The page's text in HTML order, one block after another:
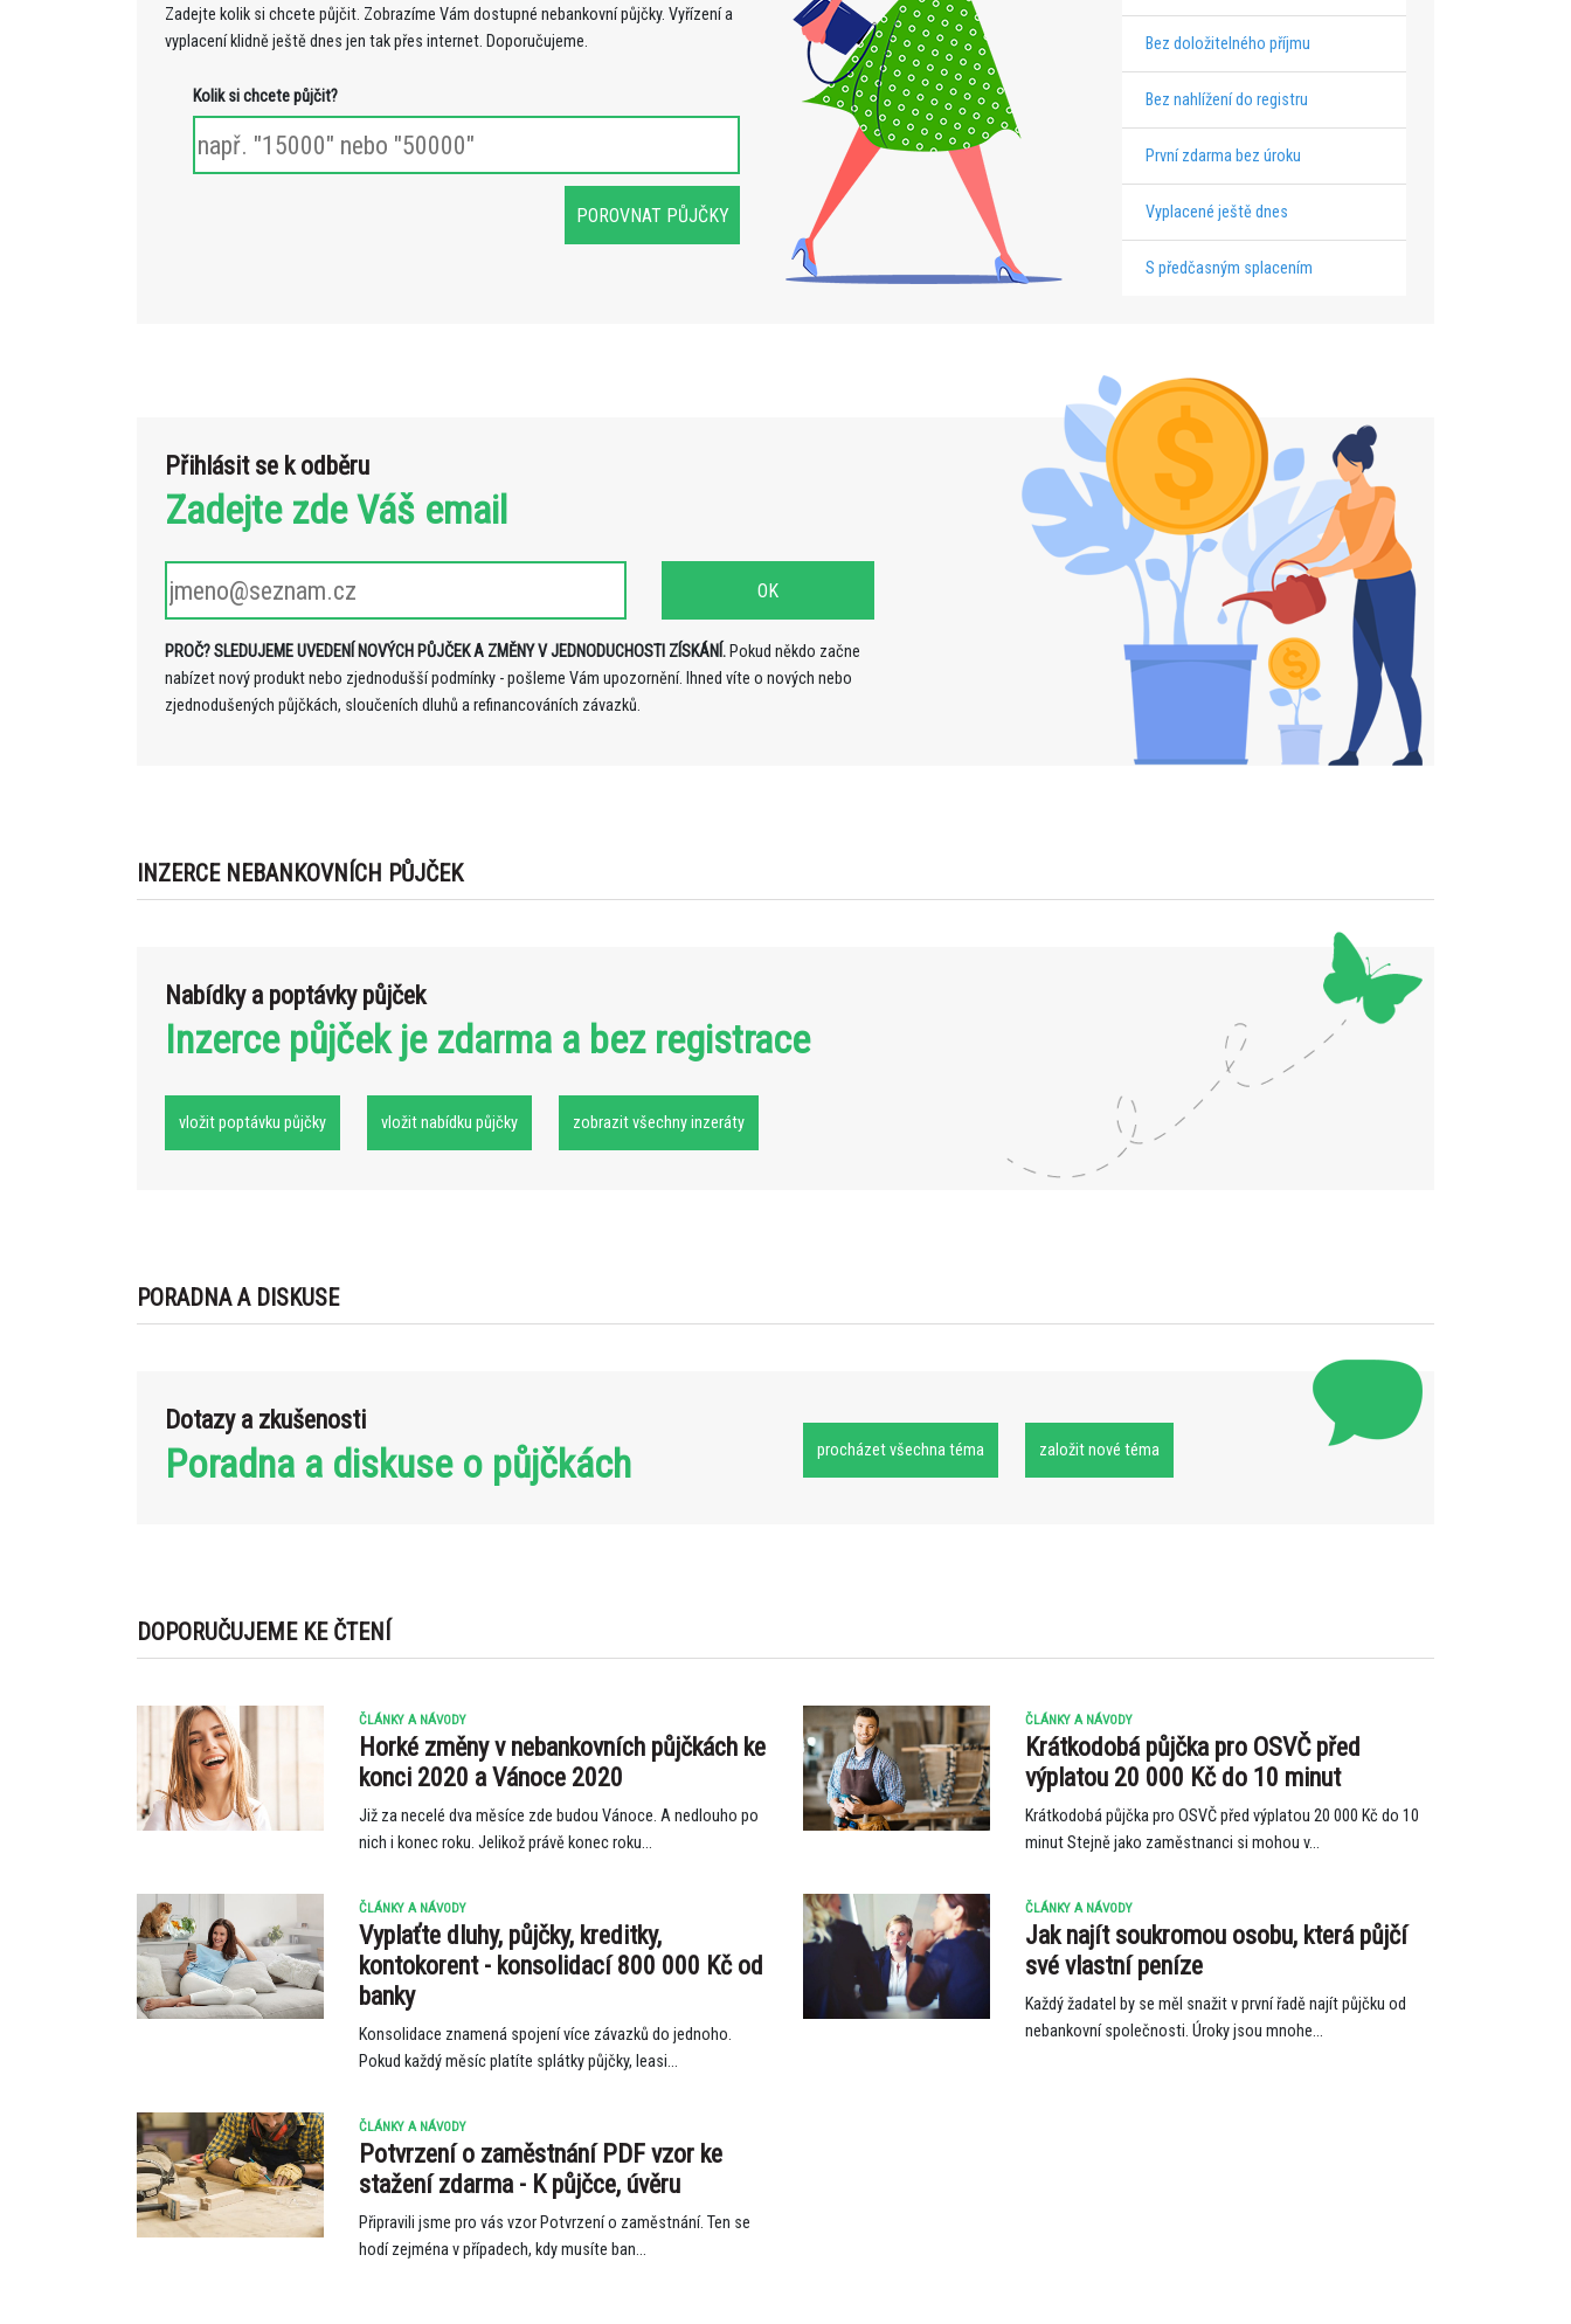
Zadejte kolik si chcete půjčit. Zobrazíme Vám dostupné nebankovní půjčky. Vyřízení a
vyplacení klidně ještě dnes jen tak přes internet. Doporučujeme.
Kolik si chcete půjčit?
Bez doložitelného příjmu
Bez nahlížení do registru
První zdarma bez úroku
Vyplacené ještě dnes
S předčasným splacením
Přihlásit se k odběru
Zadejte zde Váš email
PROČ? SLEDUJEME UVEDENÍ NOVÝCH PŮJČEK A ZMĚNY V JEDNODUCHOSTI ZÍSKÁNÍ. Pokud někdo začne
nabízet nový produkt nebo zjednodušší podmínky - pošleme Vám upozornění. Ihned víte o nových nebo
zjednodušených půjčkách, sloučeních dluhů a refinancováních závazků.
INZERCE NEBANKOVNÍCH PŮJČEK
Nabídky a poptávky půjček
Inzerce půjček je zdarma a bez registrace
vložit poptávku půjčky vložit nabídku půjčky zobrazit všechny inzeráty
PORADNA A DISKUSE
Dotazy a zkušenosti
Poradna a diskuse o půjčkách procházet všechna téma založit nové téma
DOPORUČUJEME KE ČTENÍ
ČLÁNKY A NÁVODY
Horké změny v nebankovních půjčkách ke
konci 2020 a Vánoce 2020
Již za necelé dva měsíce zde budou Vánoce. A nedlouho po
nich i konec roku. Jelikož právě konec roku...
ČLÁNKY A NÁVODY
Krátkodobá půjčka pro OSVČ před
výplatou 20 000 Kč do 10 minut
Krátkodobá půjčka pro OSVČ před výplatou 20 000 Kč do 10
minut Stejně jako zaměstnanci si mohou v...
ČLÁNKY A NÁVODY
Vyplaťte dluhy, půjčky, kreditky,
kontokorent - konsolidací 800 000 Kč od
banky
Konsolidace znamená spojení více závazků do jednoho.
Pokud každý měsíc platíte splátky půjčky, leasi...
ČLÁNKY A NÁVODY
Jak najít soukromou osobu, která půjčí
své vlastní peníze
Každý žadatel by se měl snažit v první řadě najít půjčku od
nebankovní společnosti. Úroky jsou mnohe...
ČLÁNKY A NÁVODY
Potvrzení o zaměstnání PDF vzor ke
stažení zdarma - K půjčce, úvěru
Připravili jsme pro vás vzor Potvrzení o zaměstnání. Ten se
hodí zejména v případech, kdy musíte ban...